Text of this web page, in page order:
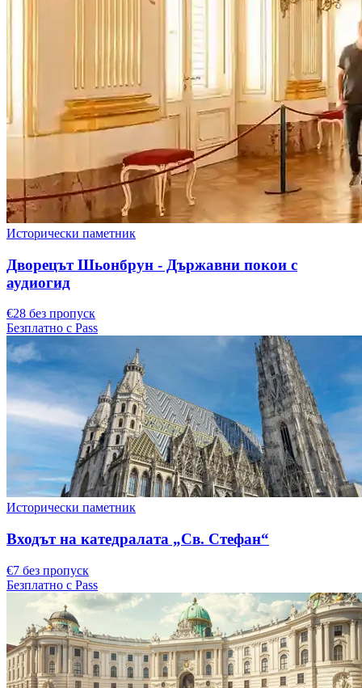
Исторически паметник
Дворецът Шьонбрун - Държавни покои с
аудиогид
€28 без пропуск
Безплатно с Pass
Исторически паметник
Входът на катедралата „Св. Стефан“
€7 без пропуск
Безплатно с Pass